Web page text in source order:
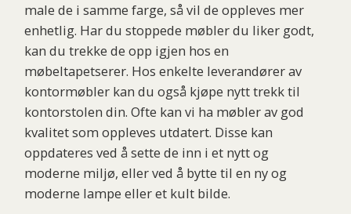
male de i samme farge, så vil de oppleves mer
enhetlig. Har du stoppede møbler du liker godt,
kan du trekke de opp igjen hos en
møbeltapetserer. Hos enkelte leverandører av
kontormøbler kan du også kjøpe nytt trekk til
kontorstolen din. Ofte kan vi ha møbler av god
kvalitet som oppleves utdatert. Disse kan
oppdateres ved å sette de inn i et nytt og
moderne miljø, eller ved å bytte til en ny og
moderne lampe eller et kult bilde.